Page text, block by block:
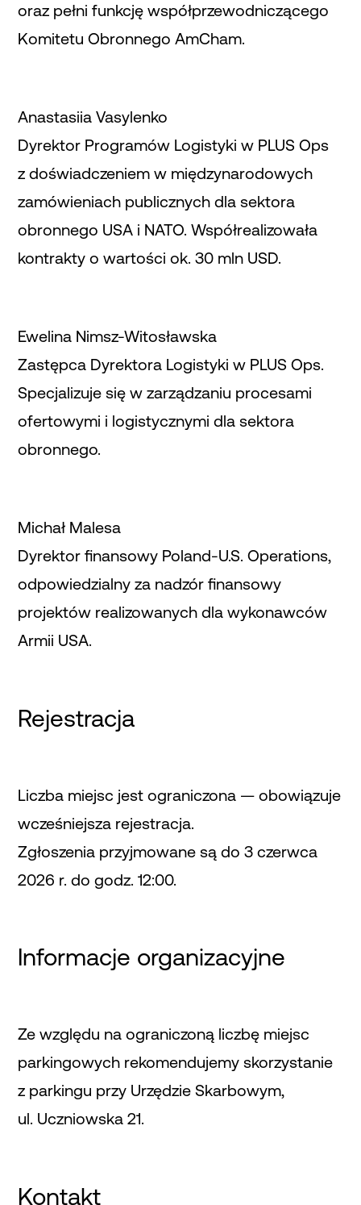
oraz pełni funkcję współprzewodniczącego
Komitetu Obronnego AmCham.
Anastasiia Vasylenko
Dyrektor Programów Logistyki w PLUS Ops
z doświadczeniem w międzynarodowych
zamówieniach publicznych dla sektora
obronnego USA i NATO. Współrealizowała
kontrakty o wartości ok. 30 mln USD.
Ewelina Nimsz-Witosławska
Zastępca Dyrektora Logistyki w PLUS Ops.
Specjalizuje się w zarządzaniu procesami
ofertowymi i logistycznymi dla sektora
obronnego.
Michał Malesa
Dyrektor finansowy Poland-U.S. Operations,
odpowiedzialny za nadzór finansowy
projektów realizowanych dla wykonawców
Armii USA.
Rejestracja
Liczba miejsc jest ograniczona — obowiązuje
wcześniejsza rejestracja.
Zgłoszenia przyjmowane są do 3 czerwca
2026 r. do godz. 12:00.
Informacje organizacyjne
Ze względu na ograniczoną liczbę miejsc
parkingowych rekomendujemy skorzystanie
z parkingu przy Urzędzie Skarbowym,
ul. Uczniowska 21.
Kontakt